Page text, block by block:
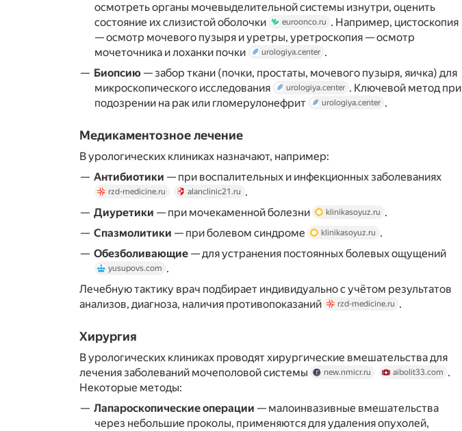
осмотреть органы мочевыделительной системы изнутри, оценить
состояние их слизистой оболочки
euroonco.ru . Например, цистоскопия
— осмотр мочевого пузыря и уретры, уретроскопия — осмотр
мочеточника и лоханки почки
urologiya.center .
Биопсию — забор ткани (почки, простаты, мочевого пузыря, яичка) для
микроскопического исследования
urologiya.center . Ключевой метод при
подозрении на рак или гломерулонефрит
urologiya.center .
Медикаментозное лечение
В урологических клиниках назначают, например:
Антибиотики — при воспалительных и инфекционных заболеваниях
rzd-medicine.ru alanclinic21.ru .
Диуретики — при мочекаменной болезни klinikasoyuz.ru .
Спазмолитики — при болевом синдроме klinikasoyuz.ru .
Обезболивающие — для устранения постоянных болевых ощущений
yusupovs.com .
Лечебную тактику врач подбирает индивидуально с учётом результатов
анализов, диагноза, наличия противопоказаний
rzd-medicine.ru .
Хирургия
В урологических клиниках проводят хирургические вмешательства для
лечения заболеваний мочеполовой системы
new.nmicr.ru aibolit33.com .
Некоторые методы:
Лапароскопические операции — малоинвазивные вмешательства
через небольшие проколы, применяются для удаления опухолей,